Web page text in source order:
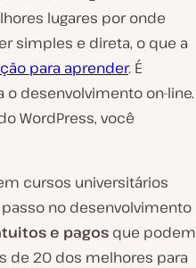
lugares por onde
simples e direta, o que a
para aprender. É
desenvolvimento on-line.
WordPress, você
cursos universitários
no desenvolvimento
e pagos que podem
de 20 dos melhores para